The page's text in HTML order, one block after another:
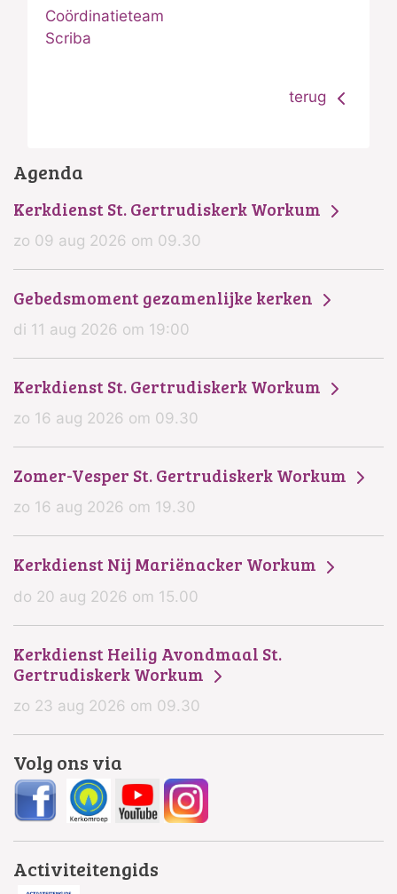
Coördinatieteam
Scriba
terug
Agenda
Kerkdienst St. Gertrudiskerk Workum
zo 09 aug 2026 om 09.30
Gebedsmoment gezamenlijke kerken
di 11 aug 2026 om 19:00
Kerkdienst St. Gertrudiskerk Workum
zo 16 aug 2026 om 09.30
Zomer-Vesper St. Gertrudiskerk Workum
zo 16 aug 2026 om 19.30
Kerkdienst Nij Mariënacker Workum
do 20 aug 2026 om 15.00
Kerkdienst Heilig Avondmaal St.
Gertrudiskerk Workum
zo 23 aug 2026 om 09.30
Volg ons via
Activiteitengids